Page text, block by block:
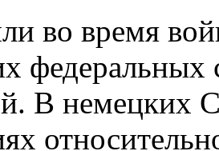
во время
федеральных
В немецких